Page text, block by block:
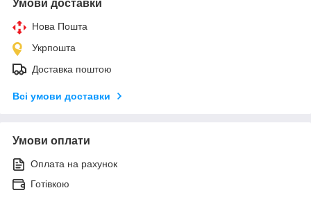
Умови доставки
Нова Пошта
Укрпошта
Доставка поштою
Всі умови доставки
Умови оплати
Оплата на рахунок
Готівкою